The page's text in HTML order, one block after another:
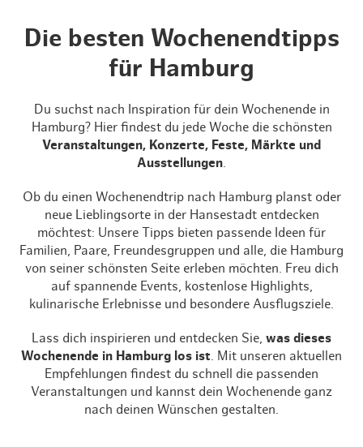
Die besten Wochenendtipps
für Hamburg
Du suchst nach Inspiration für dein Wochenende in
Hamburg? Hier findest du jede Woche die schönsten
Veranstaltungen, Konzerte, Feste, Märkte und
Ausstellungen
Ob du einen Wochenendtrip nach Hamburg planst oder
neue Lieblingsorte in der Hansestadt entdecken
möchtest: Unsere Tipps bieten passende Ideen für
Familien, Paare, Freundesgruppen und alle, die Hamburg
von seiner schönsten Seite erleben möchten. Freu dich
auf spannende Events, kostenlose Highlights,
kulinarische Erlebnisse und besondere Ausflugsziele.
Lass dich inspirieren und entdecken Sie, was dieses
Wochenende in Hamburg los ist . Mit unseren aktuellen
Empfehlungen findest du schnell die passenden
Veranstaltungen und kannst dein Wochenende ganz
nach deinen Wünschen gestalten.